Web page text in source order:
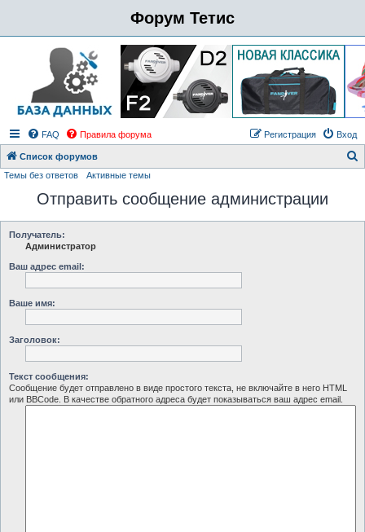
Форум Тетис
FAQ Правила форума Вход
Регистрация
Список форумов
Темы без ответов Активные темы
Отправить сообщение администрации
Получатель:
Администратор
Ваш адрес email:
Ваше имя:
Заголовок:
Текст сообщения:
Сообщение будет отправлено в виде простого текста, не включайте в него HTML
или BBCode. В качестве обратного адреса будет показываться ваш адрес email.